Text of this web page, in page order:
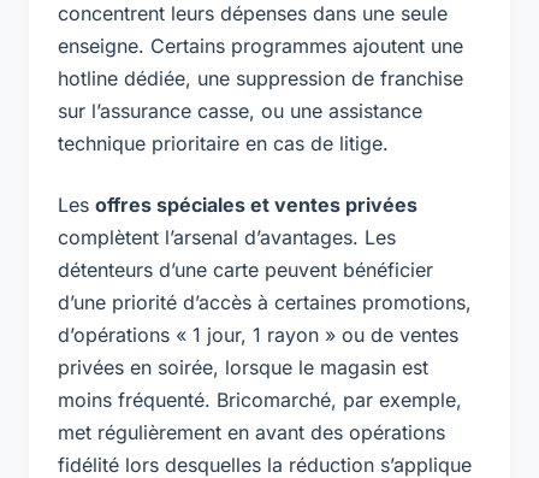
concentrent leurs dépenses dans une seule
enseigne. Certains programmes ajoutent une
hotline dédiée, une suppression de franchise
sur l’assurance casse, ou une assistance
technique prioritaire en cas de litige.
Les offres spéciales et ventes privées
complètent l’arsenal d’avantages. Les
détenteurs d’une carte peuvent bénéficier
d’une priorité d’accès à certaines promotions,
d’opérations « 1 jour, 1 rayon » ou de ventes
privées en soirée, lorsque le magasin est
moins fréquenté. Bricomarché, par exemple,
met régulièrement en avant des opérations
fidélité lors desquelles la réduction s’applique